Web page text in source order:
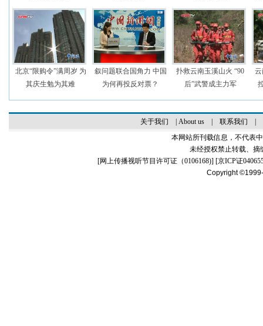
北京“限购令”满周岁 为
其庆生勉为其难
叙问题联合国角力 中国
为何再投反对票？
扑救云南玉溪山火 “90
后”武警成主力军
关于我们 About us| 联系我们
本网站所刊载信息，不代表
未经授权禁止转载、摘
[网上传播视听节目许可证（0106168)] [京ICP证
Copyright